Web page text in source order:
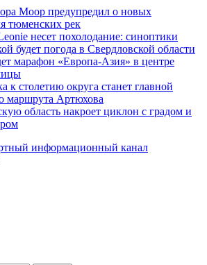
Моор предупредил о новых
тюменских рек
несет похолодание: синоптики
будет погода в Свердловской области
марафон «Европа-Азия» в центре
к столетию округа станет главной
маршрута Артюхова
область накроет циклон с градом и
информационный канал